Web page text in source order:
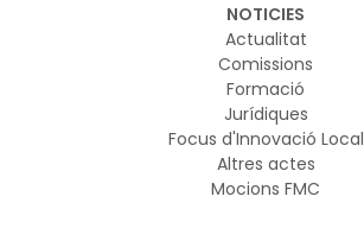
NOTICIES
Actualitat
Comissions
Formació
Jurídiques
Focus d'Innovació Local
Altres actes
Mocions FMC